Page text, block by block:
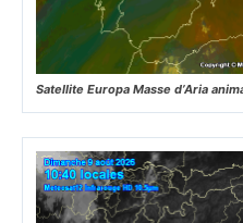
Satellite Europa Masse d’Aria